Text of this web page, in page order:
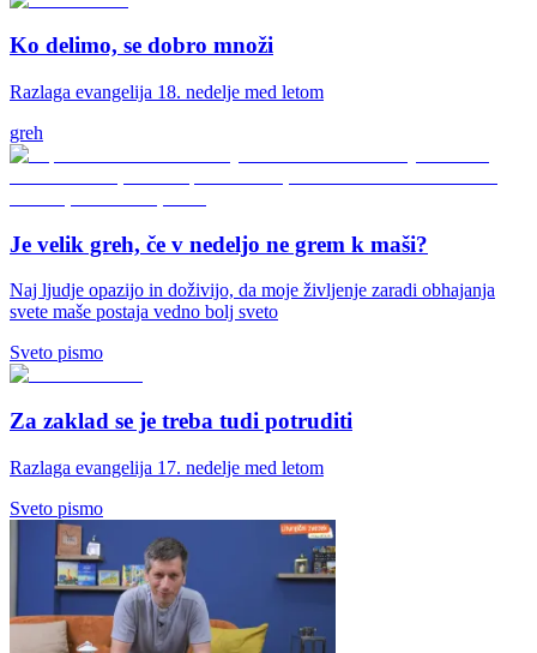
Ko delimo, se dobro množi
Razlaga evangelija 18. nedelje med letom
greh
Je velik greh, če v nedeljo ne grem k maši?
Naj ljudje opazijo in doživijo, da moje življenje zaradi obhajanja
svete maše postaja vedno bolj sveto
Sveto pismo
Za zaklad se je treba tudi potruditi
Razlaga evangelija 17. nedelje med letom
Sveto pismo